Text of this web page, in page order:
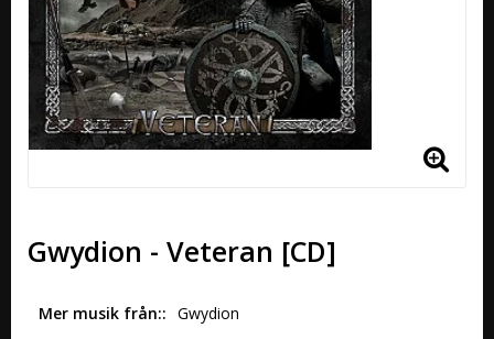
Gwydion - Veteran [CD]
Mer musik från: Gwydion